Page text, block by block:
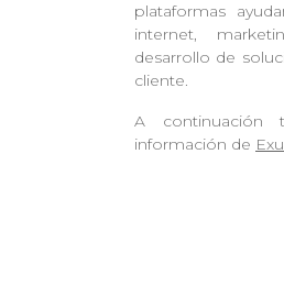
plataformas
internet,
desarrollo de
cliente.
A
información de